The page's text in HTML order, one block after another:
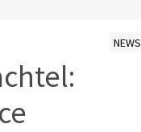
NEWS